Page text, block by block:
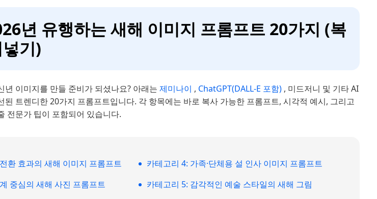
년 유행하는 새해 이미지 프롬프트 20가지 (복
기)
년 이미지를 만들 준비가 되셨나요? 아래는 제미나이 , ChatGPT(DALL-E 포함) , 미드저니 및 기타 AI
된 트렌디한 20가지 프롬프트입니다. 각 항목에는 바로 복사 가능한 프롬프트, 시각적 예시, 그리고
전문가 팁이 포함되어 있습니다.
환 효과의 새해 이미지 프롬프트
중심의 새해 사진 프롬프트
카테고리 4: 가족·단체용 설 인사 이미지 프롬프트
카테고리 5: 감각적인 예술 스타일의 새해 그림